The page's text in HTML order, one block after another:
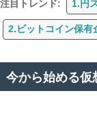
注目トレンド: 1.円
2.ビットコイン保有
今から始める仮